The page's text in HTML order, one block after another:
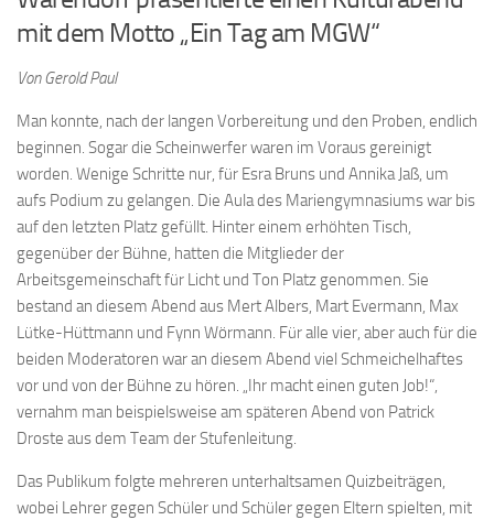
mit dem Motto „Ein Tag am MGW“
Von Gerold Paul
Man konnte, nach der langen Vorbereitung und den Proben, endlich
beginnen. Sogar die Scheinwerfer waren im Voraus gereinigt
worden. Wenige Schritte nur, für Esra Bruns und Annika Jaß, um
aufs Podium zu gelangen. Die Aula des Mariengymnasiums war bis
auf den letzten Platz gefüllt. Hinter einem erhöhten Tisch,
gegenüber der Bühne, hatten die Mitglieder der
Arbeitsgemeinschaft für Licht und Ton Platz genommen. Sie
bestand an diesem Abend aus Mert Albers, Mart Evermann, Max
Lütke-Hüttmann und Fynn Wörmann. Für alle vier, aber auch für die
beiden Moderatoren war an diesem Abend viel Schmeichelhaftes
vor und von der Bühne zu hören. „Ihr macht einen guten Job!“,
vernahm man beispielsweise am späteren Abend von Patrick
Droste aus dem Team der Stufenleitung.
Das Publikum folgte mehreren unterhaltsamen Quizbeiträgen,
wobei Lehrer gegen Schüler und Schüler gegen Eltern spielten, mit